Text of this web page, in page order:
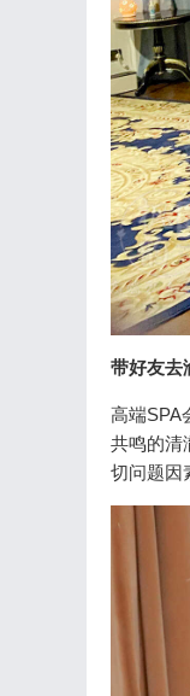
带好友去
高端SPA
共鸣的清
切问题因